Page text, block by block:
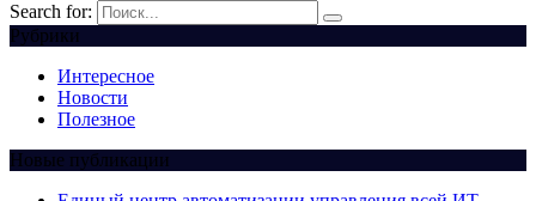
Search for:
Рубрики
Интересное
Новости
Полезное
Новые публикации